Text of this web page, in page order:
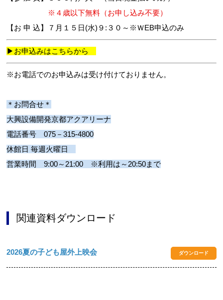
※４歳以下無料（お申し込み不要）
【お 申 込】７月１５日(水)９:３０～※ＷEB申込のみ
▶ お申込みはこちらから
※お電話でのお申込みは受け付けておりません。
＊お問合せ＊
大興設備開発京都アクアリーナ
電話番号 075－315-4800
休館日 毎週火曜日
営業時間 9:00～21:00 ※利用は～20:50まで
関連資料ダウンロード
2026夏の子ども屋外上映会 ダウンロード